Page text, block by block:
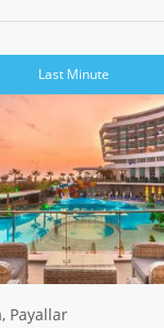
Last Minute
, Payallar